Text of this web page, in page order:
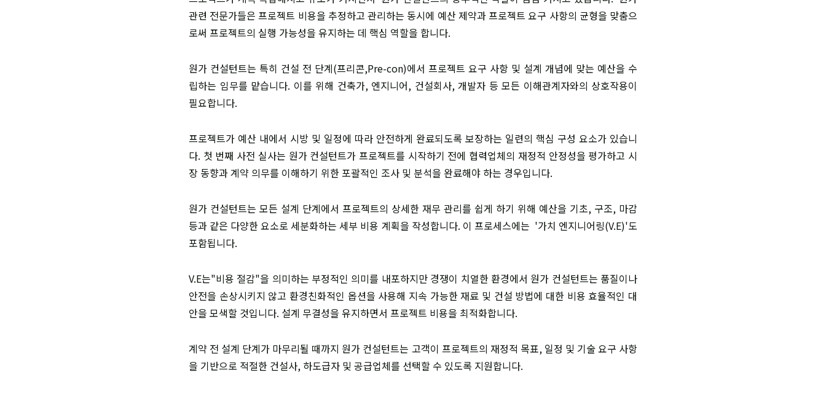
관련 전문가들은 프로젝트 비용을 추정하고 관리하는 동시에 예산 제약과 프로젝트 요구 사항의 균형을 맞춤으
로써 프로젝트의 실행 가능성을 유지하는 데 핵심 역할을 합니다.
원가 컨설턴트는 특히 건설 전 단계(프리콘,Pre-con)에서 프로젝트 요구 사항 및 설계 개념에 맞는 예산을 수
립하는 임무를 맡습니다. 이를 위해 건축가, 엔지니어, 건설회사, 개발자 등 모든 이해관계자와의 상호작용이
필요합니다.
프로젝트가 예산 내에서 시방 및 일정에 따라 안전하게 완료되도록 보장하는 일련의 핵심 구성 요소가 있습니
다. 첫 번째 사전 실사는 원가 컨설턴트가 프로젝트를 시작하기 전에 협력업체의 재정적 안정성을 평가하고 시
장 동향과 계약 의무를 이해하기 위한 포괄적인 조사 및 분석을 완료해야 하는 경우입니다.
원가 컨설턴트는 모든 설계 단계에서 프로젝트의 상세한 재무 관리를 쉽게 하기 위해 예산을 기초, 구조, 마감
등과 같은 다양한 요소로 세분화하는 세부 비용 계획을 작성합니다. 이 프로세스에는 '가치 엔지니어링(V.E)'도
포함됩니다.
V.E는"비용 절감"을 의미하는 부정적인 의미를 내포하지만 경쟁이 치열한 환경에서 원가 컨설턴트는 품질이나
안전을 손상시키지 않고 환경친화적인 옵션을 사용해 지속 가능한 재료 및 건설 방법에 대한 비용 효율적인 대
안을 모색할 것입니다. 설계 무결성을 유지하면서 프로젝트 비용을 최적화합니다.
계약 전 설계 단계가 마무리될 때까지 원가 컨설턴트는 고객이 프로젝트의 재정적 목표, 일정 및 기술 요구 사항
을 기반으로 적절한 건설사, 하도급자 및 공급업체를 선택할 수 있도록 지원합니다.